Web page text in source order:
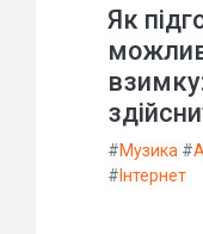
Як
#Музика #
# Інтернет